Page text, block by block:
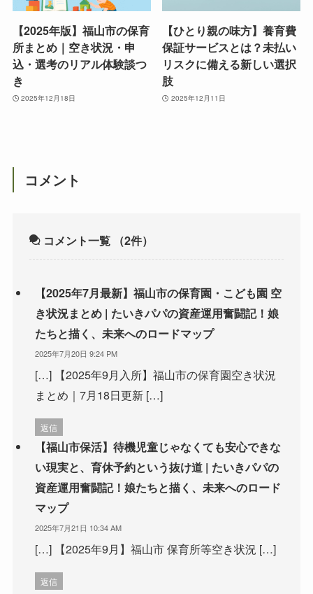
【2025年版】福山市の保育
所まとめ｜空き状況・申
込・選考のリアル体験談つ
き
2025年12月18日
【ひとり親の味方】養育費
保証サービスとは？未払い
リスクに備える新しい選択
肢
2025年12月11日
コメント
コメント一覧 （2件）
【2025年7月最新】福山市の保育園・こども園 空
き状況まとめ | たいきパパの資産運用奮闘記！娘
たちと描く、未来へのロードマップ
2025年7月20日 9:24 PM
[…] 【2025年9月入所】福山市の保育園空き状況
まとめ｜7月18日更新 […]
返信
【福山市保活】待機児童じゃなくても安心できな
い現実と、育休予約という抜け道 | たいきパパの
資産運用奮闘記！娘たちと描く、未来へのロード
マップ
2025年7月21日 10:34 AM
[…] 【2025年9月】福山市 保育所等空き状況 […]
返信